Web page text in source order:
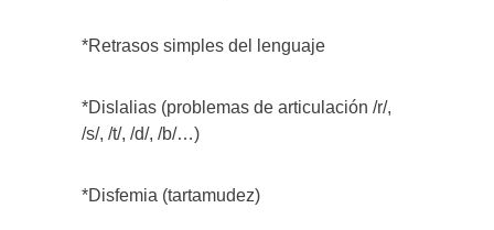
*Retrasos simples del lenguaje
*Dislalias (problemas de articulación /r/,
/s/, /t/, /d/, /b/…)
*Disfemia (tartamudez)